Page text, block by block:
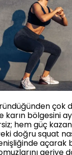
çok
karın bölgesini
hem güç
doğru squat
açarak
geriye